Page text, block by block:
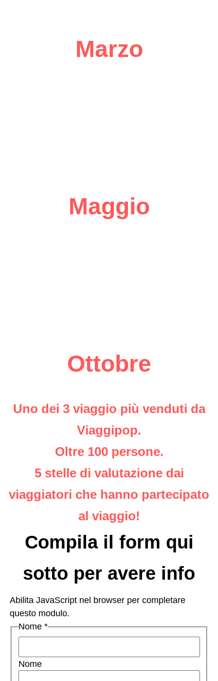
Marzo
Maggio
Ottobre
Uno dei 3 viaggio più venduti da
Viaggipop.
Oltre 100 persone.
5 stelle di valutazione dai
viaggiatori che hanno partecipato
al viaggio!
Compila il form qui
sotto per avere info
Abilita JavaScript nel browser per completare
questo modulo.
Nome *
Nome